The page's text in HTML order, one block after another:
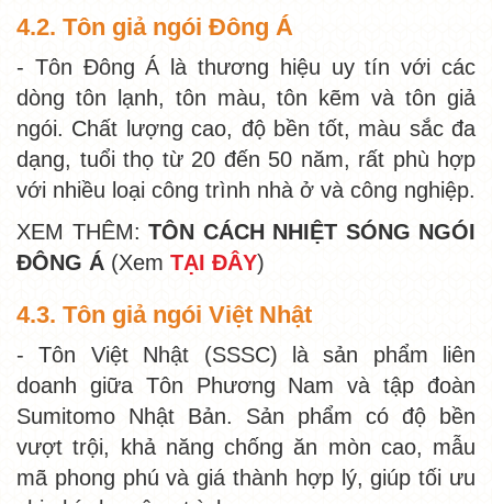
4.2. Tôn giả ngói Đông Á
- Tôn Đông Á là thương hiệu uy tín với các
dòng tôn lạnh, tôn màu, tôn kẽm và tôn giả
ngói. Chất lượng cao, độ bền tốt, màu sắc đa
dạng, tuổi thọ từ 20 đến 50 năm, rất phù hợp
với nhiều loại công trình nhà ở và công nghiệp.
XEM THÊM: TÔN CÁCH NHIỆT SÓNG NGÓI
ĐÔNG Á (Xem TẠI ĐÂY)
4.3. Tôn giả ngói Việt Nhật
- Tôn Việt Nhật (SSSC) là sản phẩm liên
doanh giữa Tôn Phương Nam và tập đoàn
Sumitomo Nhật Bản. Sản phẩm có độ bền
vượt trội, khả năng chống ăn mòn cao, mẫu
mã phong phú và giá thành hợp lý, giúp tối ưu